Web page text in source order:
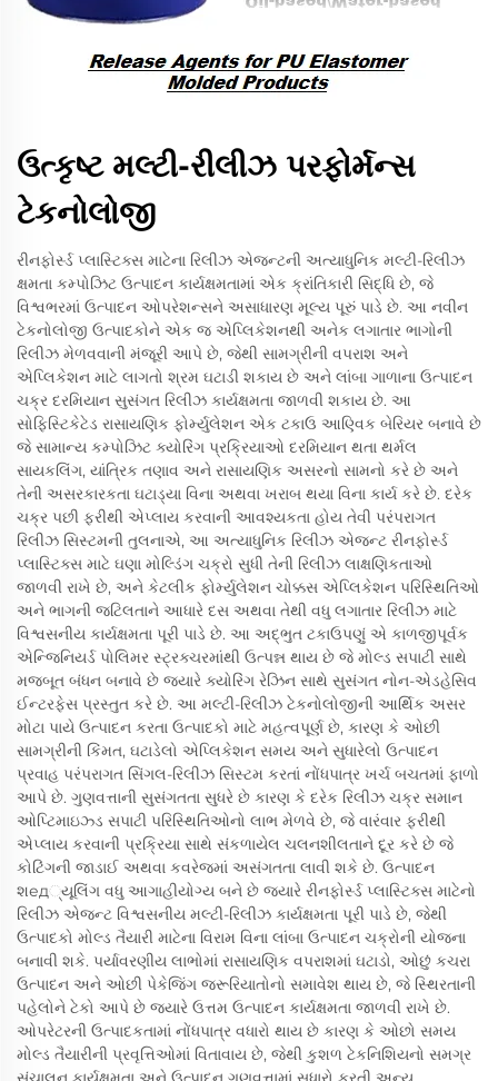
ઉત્કૃષ્ટ મલ્ટી-રીલીઝ પરફોર્મન્સ
ટેકનોલોજી
રીનફોર્સ્ડ પ્લાસ્ટિક્સ માટેના રિલીઝ એજન્ટની અત્યાધુનિક મલ્ટી-રિલીઝ
ક્ષમતા કમ્પોઝિટ ઉત્પાદન કાર્યક્ષમતામાં એક ક્રાંતિકારી સિદ્ધિ છે, જે
વિશ્વભરમાં ઉત્પાદન ઓપરેશન્સને અસાધારણ મૂલ્ય પૂરું પાડે છે. આ નવીન
ટેકનોલોજી ઉત્પાદકોને એક જ એપ્લિકેશનથી અનેક લગાતાર ભાગોની
રિલીઝ મેળવવાની મંજૂરી આપે છે, જેથી સામગ્રીની વપરાશ અને
એપ્લિકેશન માટે લાગતો શ્રમ ઘટાડી શકાય છે અને લાંબા ગાળાના ઉત્પાદન
ચક્ર દરમિયાન સુસંગત રિલીઝ કાર્યક્ષમતા જાળવી શકાય છે. આ
સોફિસ્ટિકેટેડ રાસાયણિક ફોર્મ્યુલેશન એક ટકાઉ આણ્વિક બેરિયર બનાવે છે
જે સામાન્ય કમ્પોઝિટ ક્યોરિંગ પ્રક્રિયાઓ દરમિયાન થતા થર્મલ
સાયકલિંગ, યાંત્રિક તણાવ અને રાસાયણિક અસરનો સામનો કરે છે અને
તેની અસરકારકતા ઘટાડ્યા વિના અથવા ખરાબ થયા વિના કાર્ય કરે છે. દરેક
ચક્ર પછી ફરીથી એપ્લાય કરવાની આવશ્યકતા હોય તેવી પરંપરાગત
રિલીઝ સિસ્ટમની તુલનાએ, આ અત્યાધુનિક રિલીઝ એજન્ટ રીનફોર્સ્ડ
પ્લાસ્ટિક્સ માટે ઘણા મોલ્ડિંગ ચક્રો સુધી તેની રિલીઝ લાક્ષણિકતાઓ
જાળવી રાખે છે, અને કેટલીક ફોર્મ્યુલેશન ચોક્કસ એપ્લિકેશન પરિસ્થિતિઓ
અને ભાગની જટિલતાને આધારે દસ અથવા તેથી વધુ લગાતાર રિલીઝ માટે
વિશ્વસનીય કાર્યક્ષમતા પૂરી પાડે છે. આ અદ્ભુત ટકાઉપણું એ કાળજીપૂર્વક
એન્જિનિયર્ડ પોલિમર સ્ટ્રક્ચરમાંથી ઉત્પન્ન થાય છે જે મોલ્ડ સપાટી સાથે
મજબૂત બંધન બનાવે છે જ્યારે ક્યોરિંગ રેઝિન સાથે સુસંગત નોન-એડહેસિવ
ઈન્ટરફેસ પ્રસ્તુત કરે છે. આ મલ્ટી-રિલીઝ ટેકનોલોજીની આર્થિક અસર
મોટા પાયે ઉત્પાદન કરતા ઉત્પાદકો માટે મહત્વપૂર્ણ છે, કારણ કે ઓછી
સામગ્રીની કિંમત, ઘટાડેલો એપ્લિકેશન સમય અને સુધારેલો ઉત્પાદન
પ્રવાહ પરંપરાગત સિંગલ-રિલીઝ સિસ્ટમ કરતાં નોંધપાત્ર ખર્ચ બચતમાં ફાળો
આપે છે. ગુણવત્તાની સુસંગતતા સુધરે છે કારણ કે દરેક રિલીઝ ચક્ર સમાન
ઓપ્ટિમાઇઝ્ડ સપાટી પરિસ્થિતિઓનો લાભ મેળવે છે, જે વારંવાર ફરીથી
એપ્લાય કરવાની પ્રક્રિયા સાથે સંકળાયેલ ચલનશીલતાને દૂર કરે છે જે
કોટિંગની જાડાઈ અથવા કવરેજમાં અસંગતતા લાવી શકે છે. ઉત્પાદન
શед્યૂલિંગ વધુ આગાહીયોગ્ય બને છે જ્યારે રીનફોર્સ્ડ પ્લાસ્ટિક્સ માટેનો
રિલીઝ એજન્ટ વિશ્વસનીય મલ્ટી-રિલીઝ કાર્યક્ષમતા પૂરી પાડે છે, જેથી
ઉત્પાદકો મોલ્ડ તૈયારી માટેના વિરામ વિના લાંબા ઉત્પાદન ચક્રોની યોજના
બનાવી શકે. પર્યાવરણીય લાભોમાં રાસાયણિક વપરાશમાં ઘટાડો, ઓછું કચરા
ઉત્પાદન અને ઓછી પેકેજિંગ જરૂરિયાતોનો સમાવેશ થાય છે, જે સ્થિરતાની
પહેલોને ટેકો આપે છે જ્યારે ઉત્તમ ઉત્પાદન કાર્યક્ષમતા જાળવી રાખે છે.
ઓપરેટરની ઉત્પાદકતામાં નોંધપાત્ર વધારો થાય છે કારણ કે ઓછો સમય
મોલ્ડ તૈયારીની પ્રવૃત્તિઓમાં વિતાવાય છે, જેથી કુશળ ટેકનિશિયનો સમગ્ર